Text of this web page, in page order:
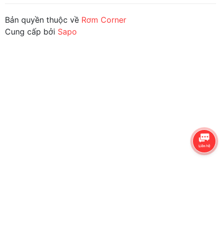
Bản quyền thuộc về Rơm Corner
Cung cấp bởi Sapo